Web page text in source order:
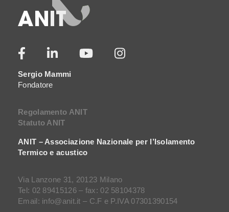
Sergio Mammi
Fondatore
Regolamento ANIT
Statuto ANIT
ANIT – Associazione Nazionale per l’Isolamento
Termico e acustico
Via Lanzone 31, 20123 Milano
Tel: 02 89415126 – fax: 02 58104378
Email: info@anit.it – C.F e P.IVA 07301390154